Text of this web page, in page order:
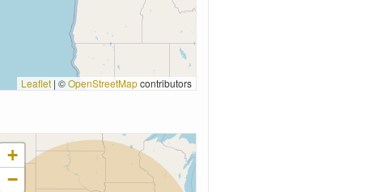
Leaflet | ©OpenStreetMapcontributors
+
−